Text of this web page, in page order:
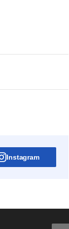
Instagram